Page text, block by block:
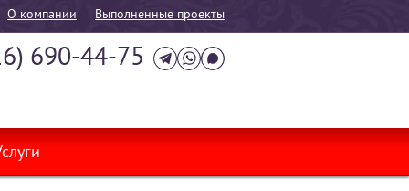
О компании Выполненные проекты
690-44-75